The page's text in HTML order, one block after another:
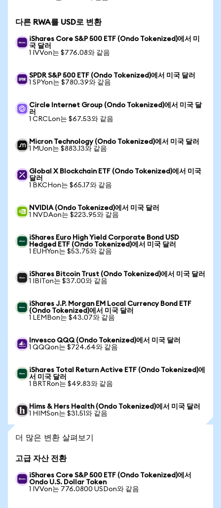
다른 RWA를 USD로 변환
iShares Core S&P 500 ETF (Ondo Tokenized)에서 미
국 달러
1 IVVon는 $776.08와 같음
SPDR S&P 500 ETF (Ondo Tokenized)에서 미국 달러
1 SPYon는 $780.39와 같음
Circle Internet Group (Ondo Tokenized)에서 미국 달
러
1 CRCLon는 $67.53와 같음
Micron Technology (Ondo Tokenized)에서 미국 달러
1 MUon는 $883.13와 같음
Global X Blockchain ETF (Ondo Tokenized)에서 미국
달러
1 BKCHon는 $65.17와 같음
NVIDIA (Ondo Tokenized)에서 미국 달러
1 NVDAon는 $223.95와 같음
iShares Euro High Yield Corporate Bond USD
Hedged ETF (Ondo Tokenized)에서 미국 달러
1 EUHYon는 $53.75와 같음
iShares Bitcoin Trust (Ondo Tokenized)에서 미국 달러
1 IBITon는 $37.00와 같음
iShares J.P. Morgan EM Local Currency Bond ETF
(Ondo Tokenized)에서 미국 달러
1 LEMBon는 $43.07와 같음
Invesco QQQ (Ondo Tokenized)에서 미국 달러
1 QQQon는 $724.64와 같음
iShares Total Return Active ETF (Ondo Tokenized)에
서 미국 달러
1 BRTRon는 $49.83와 같음
Hims & Hers Health (Ondo Tokenized)에서 미국 달러
1 HIMSon는 $31.51와 같음
더 많은 변환 살펴보기
고급 자산 전환
iShares Core S&P 500 ETF (Ondo Tokenized)에서
Ondo U.S. Dollar Token
1 IVVon는 776.0800 USDon와 같음